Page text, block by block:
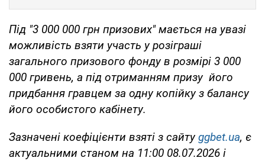
Під "3 000 000 грн призових" мається на увазі
можливість взяти участь у розіграші
загального призового фонду в розмірі 3 000
000 гривень, а під отриманням призу його
придбання гравцем за одну копійку з балансу
його особистого кабінету.
Зазначені коефіцієнти взяті з сайтуggbet.ua, є
актуальними станом на 11:00 08.07.2026 і